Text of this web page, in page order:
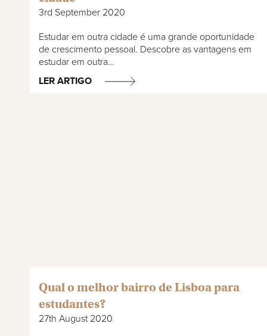
3rd September 2020
Estudar em outra cidade é uma grande oportunidade
de crescimento pessoal. Descobre as vantagens em
estudar em outra…
LER ARTIGO
Qual o melhor bairro de Lisboa para
estudantes?
27th August 2020